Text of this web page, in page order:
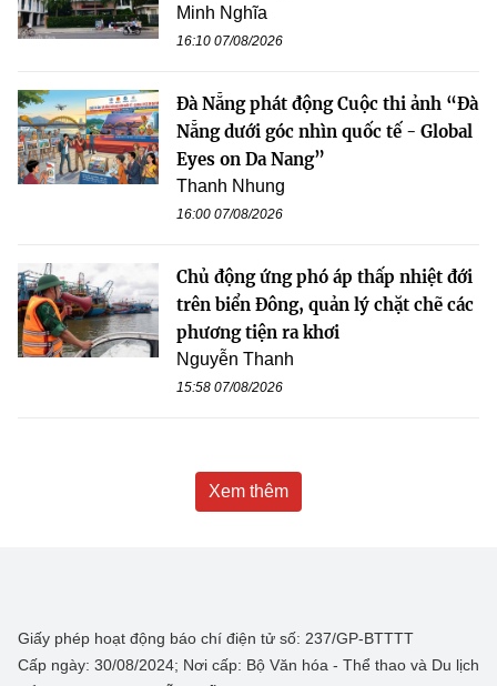
Minh Nghĩa
16:10 07/08/2026
Đà Nẵng phát động Cuộc thi ảnh “Đà
Nẵng dưới góc nhìn quốc tế - Global
Eyes on Da Nang”
Thanh Nhung
16:00 07/08/2026
Chủ động ứng phó áp thấp nhiệt đới
trên biển Đông, quản lý chặt chẽ các
phương tiện ra khơi
Nguyễn Thanh
15:58 07/08/2026
Xem thêm
Giấy phép hoạt động báo chí điện tử số: 237/GP-BTTTT
Cấp ngày: 30/08/2024; Nơi cấp: Bộ Văn hóa - Thể thao và Du lịch